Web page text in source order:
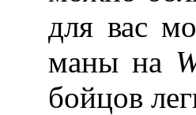
для вас
маны на
бойцов